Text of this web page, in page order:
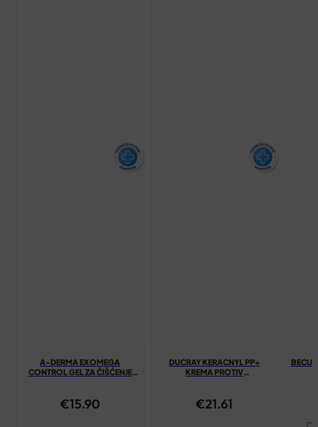
A-DERMA EXOMEGA
CONTROL GEL ZA ČIŠĆENJE
€15.90
DUCRAY KERACNYL PP+
KREMA PROTIV
€21.61